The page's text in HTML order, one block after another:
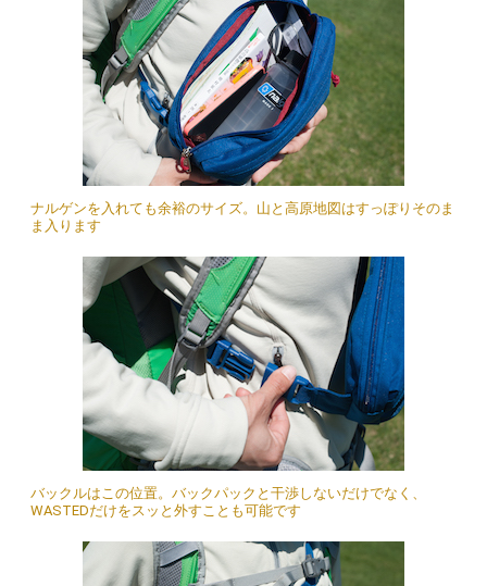
ナルゲンを入れても余裕のサイズ。山と高原地図はすっぽりそのま
ま入ります
バックルはこの位置。バックパックと干渉しないだけでなく、
WASTEDだけをスッと外すことも可能です